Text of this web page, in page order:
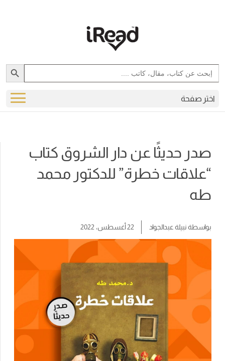
Search
for:
Search Button
اختر صفحة
صدر حديثًا عن دار الشروق كتاب
“علاقات خطرة” للدكتور محمد
طه
بواسطةنبيلة عبدالجواد 22 أغسطس، 2022